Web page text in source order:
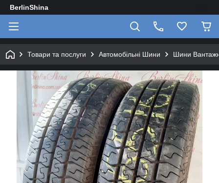
BerlinShina
Товари та послуги Автомобільні Шини Шини